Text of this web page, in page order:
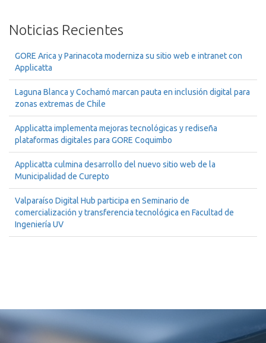
Noticias Recientes
GORE Arica y Parinacota moderniza su sitio web e intranet con
Applicatta
Laguna Blanca y Cochamó marcan pauta en inclusión digital para
zonas extremas de Chile
Applicatta implementa mejoras tecnológicas y rediseña
plataformas digitales para GORE Coquimbo
Applicatta culmina desarrollo del nuevo sitio web de la
Municipalidad de Curepto
Valparaíso Digital Hub participa en Seminario de
comercialización y transferencia tecnológica en Facultad de
Ingeniería UV